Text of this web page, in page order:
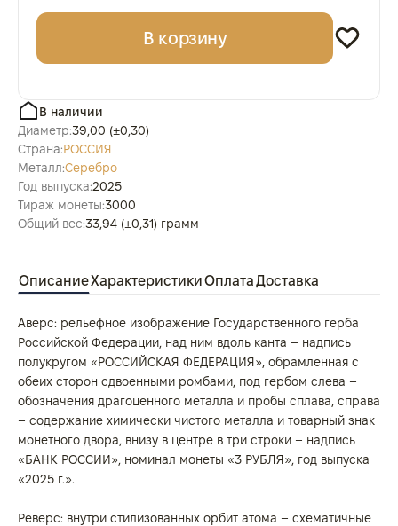
В корзину
В наличии
Диаметр:39,00 (±0,30)
Страна:РОССИЯ
Металл:Серебро
Год выпуска:2025
Тираж монеты:3000
Общий вес:33,94 (±0,31) грамм
ОписаниеХарактеристикиОплатаДоставка
Аверс: рельефное изображение Государственного герба
Российской Федерации, над ним вдоль канта – надпись
полукругом «РОССИЙСКАЯ ФЕДЕРАЦИЯ», обрамленная с
обеих сторон сдвоенными ромбами, под гербом слева –
обозначения драгоценного металла и пробы сплава, справа
– содержание химически чистого металла и товарный знак
монетного двора, внизу в центре в три строки – надпись
«БАНК РОССИИ», номинал монеты «3 РУБЛЯ», год выпуска
«2025 г.».
Реверс: внутри стилизованных орбит атома – схематичные